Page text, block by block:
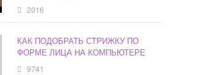
2016
КАК ПОДОБРАТЬ СТРИЖКУ ПО
ФОРМЕ ЛИЦА НА КОМПЬЮТЕРЕ
9741